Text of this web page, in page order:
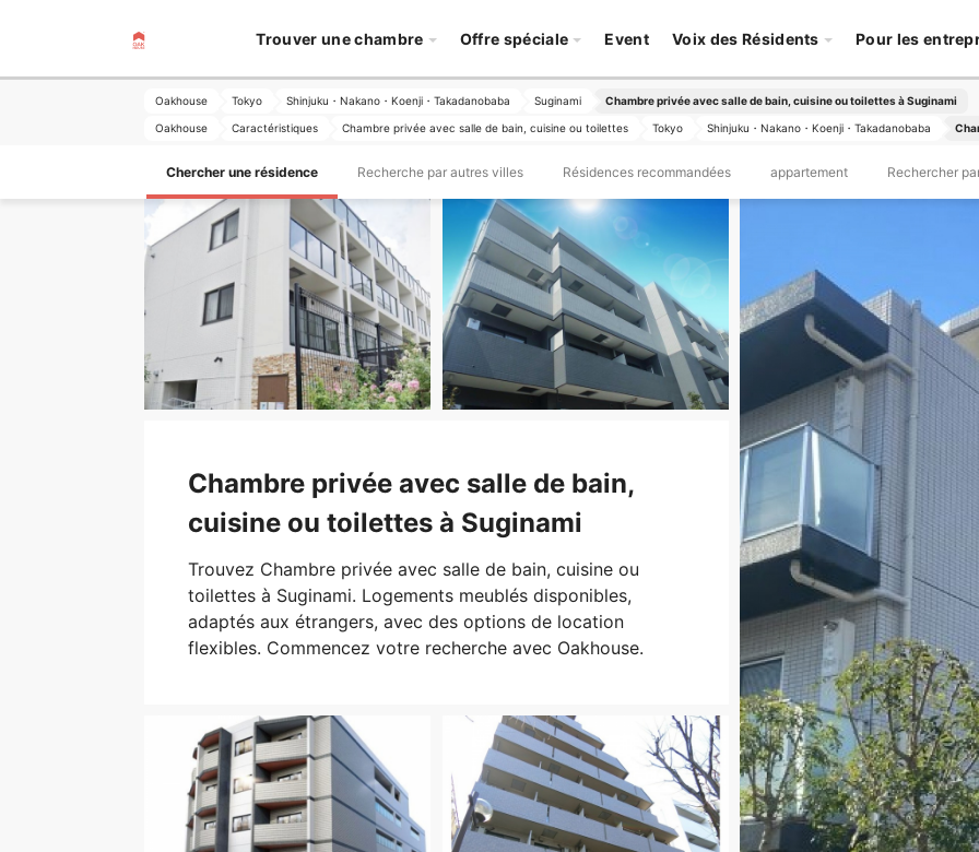
Trouver une chambre Offre spéciale Event Voix des Résidents Pour les
Oakhouse Tokyo Shinjuku・Nakano・Koenji・Takadanobaba Suginami Chambre privée avec salle de bain, cuisine ou toilettes à Suginami
Oakhouse Caractéristiques Chambre privée avec salle de bain, cuisine ou toilettes Tokyo Shinjuku・Nakano・Koenji・Takadanobaba
Chercher une résidence Recherche par autres villes Résidences recommandées appartement Rechercher
Chambre privée avec salle de bain,
cuisine ou toilettes à Suginami
Trouvez Chambre privée avec salle de bain, cuisine ou
toilettes à Suginami. Logements meublés disponibles,
adaptés aux étrangers, avec des options de location
flexibles. Commencez votre recherche avec Oakhouse.